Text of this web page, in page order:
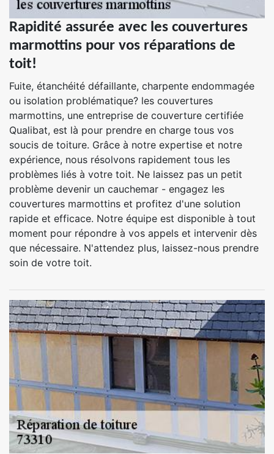
Rapidité assurée avec les couvertures
marmottins pour vos réparations de
toit!
Fuite, étanchéité défaillante, charpente endommagée
ou isolation problématique? les couvertures
marmottins, une entreprise de couverture certifiée
Qualibat, est là pour prendre en charge tous vos
soucis de toiture. Grâce à notre expertise et notre
expérience, nous résolvons rapidement tous les
problèmes liés à votre toit. Ne laissez pas un petit
problème devenir un cauchemar - engagez les
couvertures marmottins et profitez d'une solution
rapide et efficace. Notre équipe est disponible à tout
moment pour répondre à vos appels et intervenir dès
que nécessaire. N'attendez plus, laissez-nous prendre
soin de votre toit.